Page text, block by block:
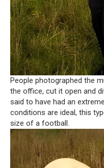
People photographed the
the office, cut it open and
said to have had an
conditions are ideal, this
size of a football.